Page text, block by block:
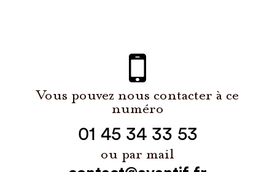
Vous pouvez nous contacter à ce
numéro
01 45 34 33 53
ou par mail